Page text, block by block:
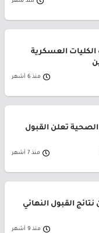
الكليات العسكرية
منذ 6 أشهر
تعلن القبول
منذ 7 أشهر
القبول النهائي
منذ 9 أشهر